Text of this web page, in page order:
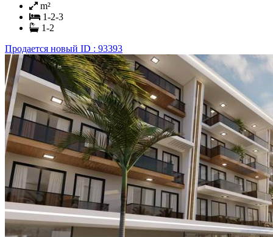
m²
1-2-3
1-2
Продается новый ID : 93393